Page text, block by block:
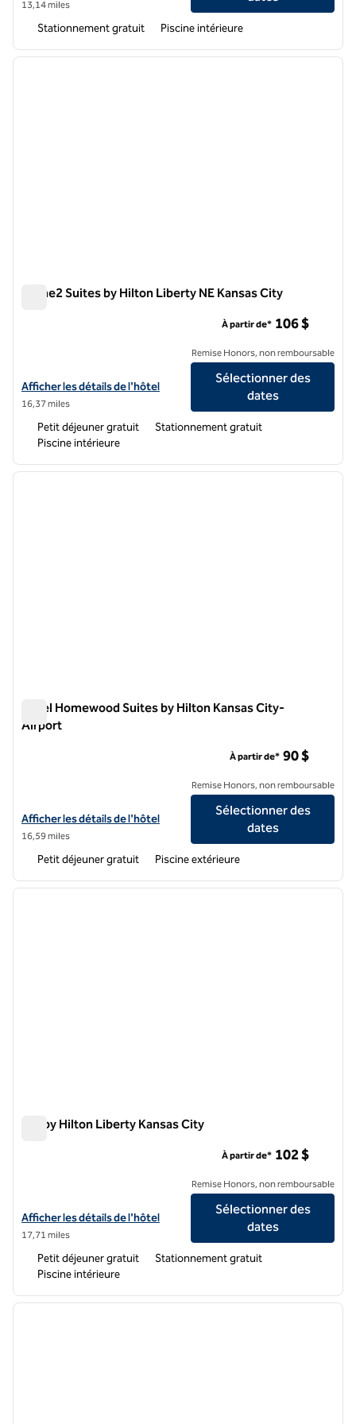
13,14 miles
Stationnement gratuit Piscine intérieure
1 sur 12
Home2 Suites by Hilton Liberty NE Kansas City
Afficher les détails de l'hôtel Home2 Suites by Hilton Liberty NE
Afficher les détails de l'hôtel
16,37 miles
À partir de* 106 $
Remise Honors, non remboursable
Sélectionner des
dates
Petit déjeuner gratuit
Stationnement gratuit
Piscine intérieure
1 sur 12
Hôtel Homewood Suites by Hilton Kansas City-
Airport
Afficher les détails de l'hôtel Homewood Suites by Hilton Kansas
Afficher les détails de l'hôtel
16,59 miles
À partir de* 90 $
Remise Honors, non remboursable
Sélectionner des
dates
Petit déjeuner gratuit Piscine extérieure
1 sur 12
Tru by Hilton Liberty Kansas City
Afficher les détails de l'hôtel Tru by Hilton Liberty Kansas City
Afficher les détails de l'hôtel
17,71 miles
À partir de* 102 $
Remise Honors, non remboursable
Sélectionner des
dates
Petit déjeuner gratuit
Stationnement gratuit
Piscine intérieure
1 sur 12